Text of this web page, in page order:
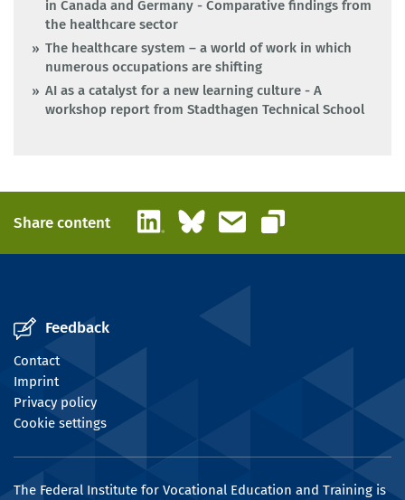
in Canada and Germany - Comparative findings from
the healthcare sector
The healthcare system – a world of work in which
numerous occupations are shifting
AI as a catalyst for a new learning culture - A
workshop report from Stadthagen Technical School
Share content LinkedInBlueskyEmail
Copy link
Feedback
Contact
Imprint
Privacy policy
Cookie settings
The Federal Institute for Vocational Education and Training is